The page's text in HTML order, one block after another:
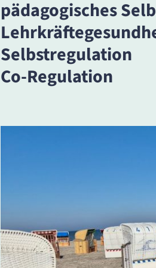
pädagogisches
Selbstregulation
Co-Regulation